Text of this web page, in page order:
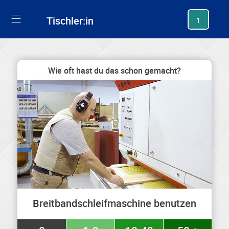
Tischler:in 1
Wie oft hast du das schon gemacht?
Breitbandschleifmaschine benutzen